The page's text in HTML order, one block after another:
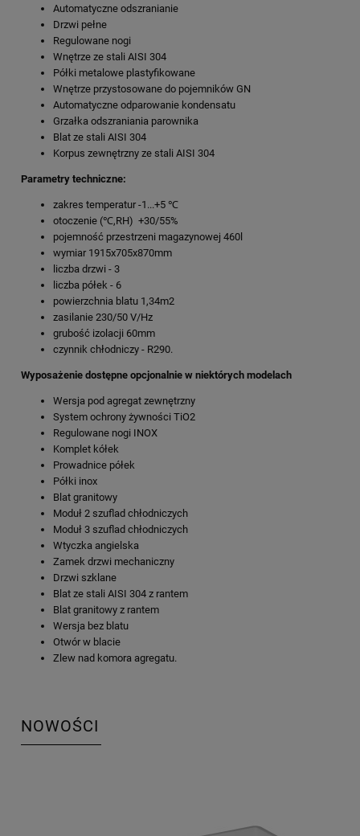
Automatyczne odszranianie
Drzwi pełne
Regulowane nogi
Wnętrze ze stali AISI 304
Półki metalowe plastyfikowane
Wnętrze przystosowane do pojemników GN
Automatyczne odparowanie kondensatu
Grzałka odszraniania parownika
Blat ze stali AISI 304
Korpus zewnętrzny ze stali AISI 304
Parametry techniczne:
zakres temperatur -1...+5 ℃
otoczenie (℃,RH) +30/55%
pojemność przestrzeni magazynowej 460l
wymiar 1915x705x870mm
liczba drzwi - 3
liczba półek - 6
powierzchnia blatu 1,34m2
zasilanie 230/50 V/Hz
grubość izolacji 60mm
czynnik chłodniczy - R290.
Wyposażenie dostępne opcjonalnie w niektórych modelach
Wersja pod agregat zewnętrzny
System ochrony żywności TiO2
Regulowane nogi INOX
Komplet kółek
Prowadnice półek
Półki inox
Blat granitowy
Moduł 2 szuflad chłodniczych
Moduł 3 szuflad chłodniczych
Wtyczka angielska
Zamek drzwi mechaniczny
Drzwi szklane
Blat ze stali AISI 304 z rantem
Blat granitowy z rantem
Wersja bez blatu
Otwór w blacie
Zlew nad komora agregatu.
NOWOŚCI